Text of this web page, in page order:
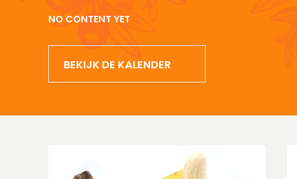
NO CONTENT YET
BEKIJK DE KALENDER